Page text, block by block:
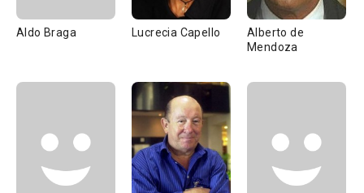
Aldo Braga Lucrecia Capello
Alberto de
Mendoza